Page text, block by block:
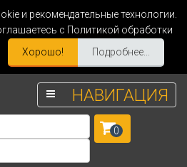
и рекомендательные технологии.
с Политикой обработки
Хорошо! Подробнее...
НАВИГАЦИЯ
0